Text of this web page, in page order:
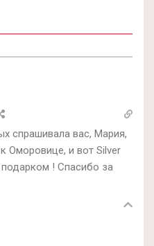
спрашивала вас, Мария,
Оморовице, и вот Silver
! Спасибо за